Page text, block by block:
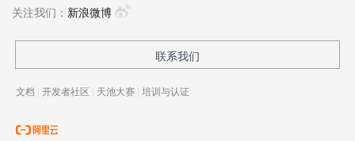
关注我们： 新浪微博
联系我们
文档 | 开发者社区 | 天池大赛 | 培训与认证